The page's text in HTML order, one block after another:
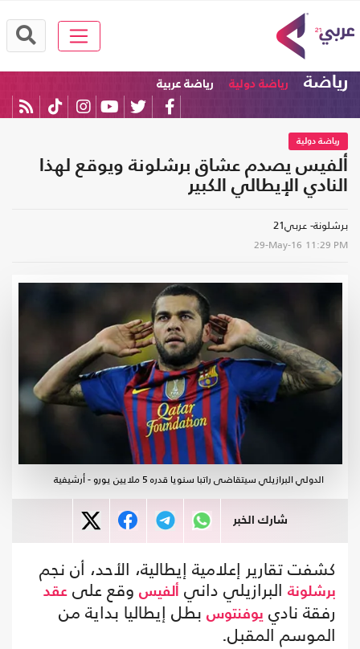
رياضة رياضة دولية رياضة عربية
رياضة دولية
ألفيس يصدم عشاق برشلونة ويوقع لهذا
النادي الإيطالي الكبير
برشلونة- عربي21
29-May-16 11:29 PM
الدولي البرازيلي سيتقاضى راتبا سنويا قدره 5 ملايين يورو - أرشيفية
شارك الخبر
كشفت تقارير إعلامية إيطالية، الأحد، أن نجم
برشلونة البرازيلي داني ألفيس وقع على عقد
رفقة نادي يوفنتوس بطل إيطاليا بداية من
الموسم المقبل.